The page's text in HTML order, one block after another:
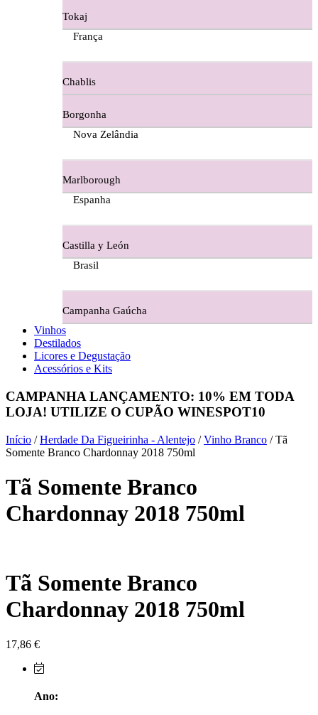
Evidencia Dão
Ferraz Wine - Beira Interior
Figueira Coriga - Alentejo
Guerreiro Vinhos - Bairrada
Herdade da Lisboa Alentejo
Herdade Do Freixo - Alentejo
Herdade do Moinho Branco - Alentejo
Herdade do Sobroso Alentejo
Herdade dos Coteis Alentejo
Herdade Papa Leite - Alentejo
Horacio Simoes Setubal
Já Te Disse - Alentejo
João Tique - Top Wines - Alentejo
Tokaj
França
Chablis
Borgonha
Nova Zelândia
Marlborough
Espanha
Castilla y León
Brasil
Campanha Gaúcha
Vinhos
Destilados
Licores e Degustação
Acessórios e Kits
CAMPANHA LANÇAMENTO: 10% EM TODA
LOJA! UTILIZE O CUPÃO WINESPOT10
Início /Herdade Da Figueirinha - Alentejo /Vinho Branco / Tã
Somente Branco Chardonnay 2018 750ml
Tã Somente Branco
Chardonnay 2018 750ml
Tã Somente Branco
Chardonnay 2018 750ml
17,86 €
Ano: